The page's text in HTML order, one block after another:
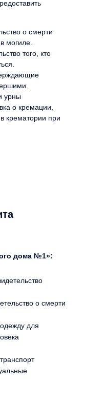
о смерти
могиле.
того, кто
урны
о кремации,
крематории при
дома №1»:
о смерти
для